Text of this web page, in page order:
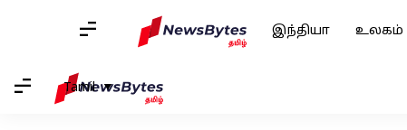
இந்தியா உலகம்
Tamil